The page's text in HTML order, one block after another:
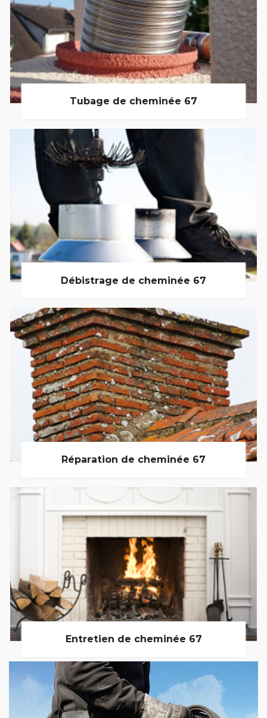
Tubage de cheminée 67
Débistrage de cheminée 67
Réparation de cheminée 67
Entretien de cheminée 67